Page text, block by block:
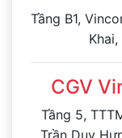
Tầng B1,
CGV
Tầng 5,
Trần Duy